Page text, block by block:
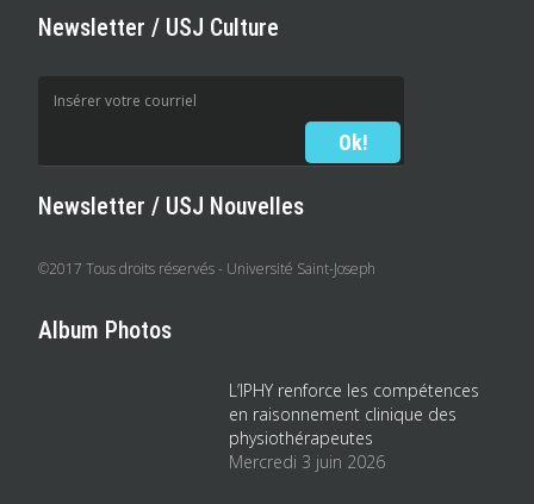
Newsletter / USJ Culture
Newsletter / USJ Nouvelles
©2017 Tous droits réservés - Université Saint-Joseph
Album Photos
L’IPHY renforce les compétences
en raisonnement clinique des
physiothérapeutes
Mercredi 3 juin 2026